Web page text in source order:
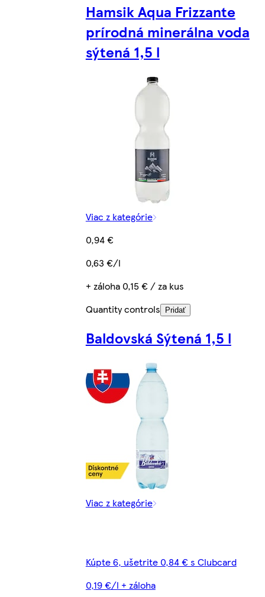
Hamsik Aqua Frizzante
prírodná minerálna voda
sýtená 1,5 l
Viac z kategórie
0,94 €
0,63 €/l
+ záloha 0,15 € / za kus
Quantity controls
Pridať
Baldovská Sýtená 1,5 l
Viac z kategórie
Kúpte 6, ušetrite 0,84 € s Clubcard
0,19 €/l + záloha